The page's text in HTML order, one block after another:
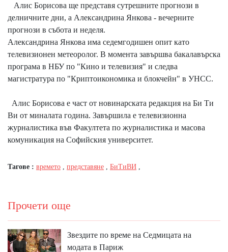
Алис Борисова ще представя сутрешните прогнози в
делничните дни, а Александрина Янкова - вечерните
прогнози в събота и неделя.
Александрина Янкова има седемгодишен опит като
телевизионен метеоролог. В момента завършва бакалавърска
програма в НБУ по "Кино и телевизия" и следва
магистратура по "Криптоикономика и блокчейн" в УНСС.
Алис Борисова е част от новинарската редакция на Би Ти
Ви от миналата година. Завършила е телевизионна
журналистика във Факултета по журналистика и масова
комуникация на Софийския университет.
Тагове : времето представяне БиТиВИ
Прочети още
Звездите по време на Седмицата на
модата в Париж